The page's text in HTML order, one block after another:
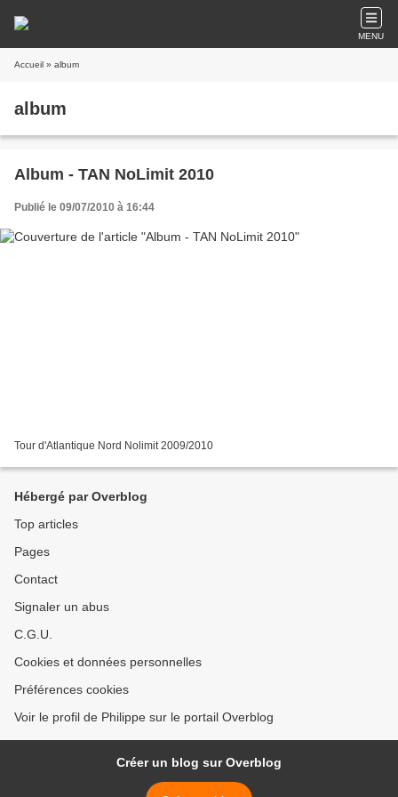
MENU
Accueil » album
album
Album - TAN NoLimit 2010
Publié le 09/07/2010 à 16:44
Tour d'Atlantique Nord Nolimit 2009/2010
Hébergé par Overblog
Top articles
Pages
Contact
Signaler un abus
C.G.U.
Cookies et données personnelles
Préférences cookies
Voir le profil de Philippe sur le portail Overblog
Créer un blog sur Overblog